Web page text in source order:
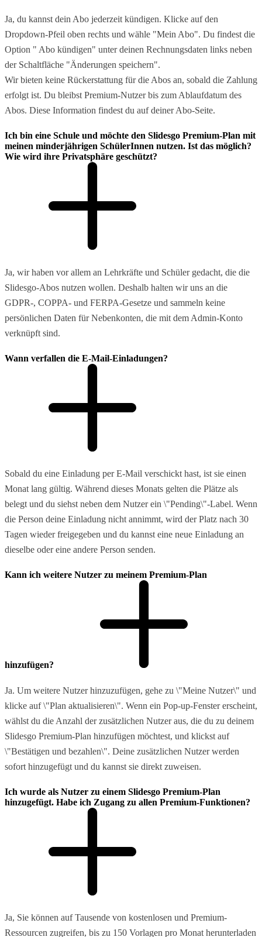
Ja, du kannst dein Abo jederzeit kündigen. Klicke auf den
Dropdown-Pfeil oben rechts und wähle "Mein Abo". Du findest die
Option " Abo kündigen" unter deinen Rechnungsdaten links neben
der Schaltfläche "Änderungen speichern".
Wir bieten keine Rückerstattung für die Abos an, sobald die Zahlung
erfolgt ist. Du bleibst Premium-Nutzer bis zum Ablaufdatum des
Abos. Diese Information findest du auf deiner Abo-Seite.
Ich bin eine Schule und möchte den Slidesgo Premium-Plan mit
meinen minderjährigen SchülerInnen nutzen. Ist das möglich?
Wie wird ihre Privatsphäre geschützt?
Ja, wir haben vor allem an Lehrkräfte und Schüler gedacht, die die
Slidesgo-Abos nutzen wollen. Deshalb halten wir uns an die
GDPR-, COPPA- und FERPA-Gesetze und sammeln keine
persönlichen Daten für Nebenkonten, die mit dem Admin-Konto
verknüpft sind.
Wann verfallen die E-Mail-Einladungen?
Sobald du eine Einladung per E-Mail verschickt hast, ist sie einen
Monat lang gültig. Während dieses Monats gelten die Plätze als
belegt und du siehst neben dem Nutzer ein \"Pending\"-Label. Wenn
die Person deine Einladung nicht annimmt, wird der Platz nach 30
Tagen wieder freigegeben und du kannst eine neue Einladung an
dieselbe oder eine andere Person senden.
Kann ich weitere Nutzer zu meinem Premium-Plan
hinzufügen?
Ja. Um weitere Nutzer hinzuzufügen, gehe zu \"Meine Nutzer\" und
klicke auf \"Plan aktualisieren\". Wenn ein Pop-up-Fenster erscheint,
wählst du die Anzahl der zusätzlichen Nutzer aus, die du zu deinem
Slidesgo Premium-Plan hinzufügen möchtest, und klickst auf
\"Bestätigen und bezahlen\". Deine zusätzlichen Nutzer werden
sofort hinzugefügt und du kannst sie direkt zuweisen.
Ich wurde als Nutzer zu einem Slidesgo Premium-Plan
hinzugefügt. Habe ich Zugang zu allen Premium-Funktionen?
Ja, Sie können auf Tausende von kostenlosen und Premium-
Ressourcen zugreifen, bis zu 150 Vorlagen pro Monat herunterladen